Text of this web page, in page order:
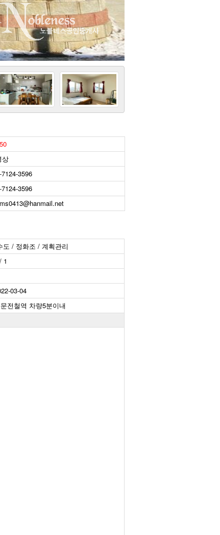
상
3596
3596
/ 정화조 / 계획관리
1
03-04
전철역 차량5분이내